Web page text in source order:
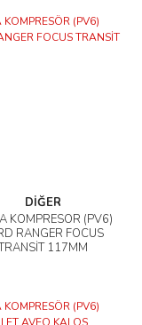
DİĞER
KOMPRESÖR (PV6)
RANGER FOCUS
117MM